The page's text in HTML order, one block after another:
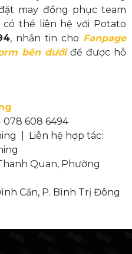
may đồng phục team
thể liên hệ với Potato
, nhắn tin cho Fanpage
bên dướiđể được hỗ
078 608 6494
| Liên hệ hợp tác:
Quan, Phường
Cẩn, P. Bình Trị Đông